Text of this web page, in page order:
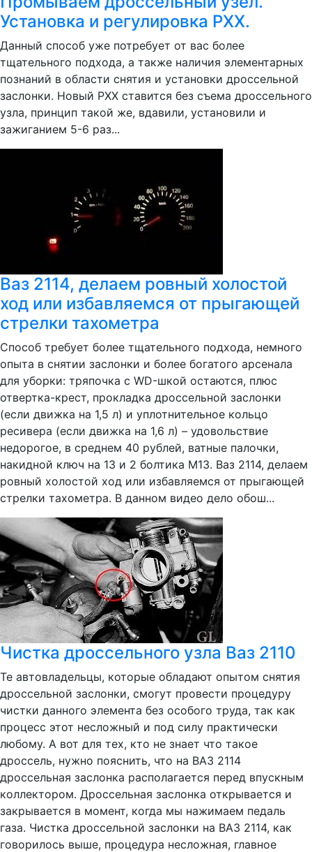
Установка и регулировка РХХ.
Данный способ уже потребует от вас более
тщательного подхода, а также наличия элементарных
познаний в области снятия и установки дроссельной
заслонки. Новый РХХ ставится без съема дроссельного
узла, принцип такой же, вдавили, установили и
зажиганием 5-6 раз...
Ваз 2114, делаем ровный холостой
ход или избавляемся от прыгающей
стрелки тахометра
Способ требует более тщательного подхода, немного
опыта в снятии заслонки и более богатого арсенала
для уборки: тряпочка с WD-шкой остаются, плюс
отвертка-крест, прокладка дроссельной заслонки
(если движка на 1,5 л) и уплотнительное кольцо
ресивера (если движка на 1,6 л) – удовольствие
недорогое, в среднем 40 рублей, ватные палочки,
накидной ключ на 13 и 2 болтика М13. Ваз 2114, делаем
ровный холостой ход или избавляемся от прыгающей
стрелки тахометра. В данном видео дело обош...
Чистка дроссельного узла Ваз 2110
Те автовладельцы, которые обладают опытом снятия
дроссельной заслонки, смогут провести процедуру
чистки данного элемента без особого труда, так как
процесс этот несложный и под силу практически
любому. А вот для тех, кто не знает что такое
дроссель, нужно пояснить, что на ВАЗ 2114
дроссельная заслонка располагается перед впускным
коллектором. Дроссельная заслонка открывается и
закрывается в момент, когда мы нажимаем педаль
газа. Чистка дроссельной заслонки на ВАЗ 2114, как
говорилось выше, процедура несложная, главное